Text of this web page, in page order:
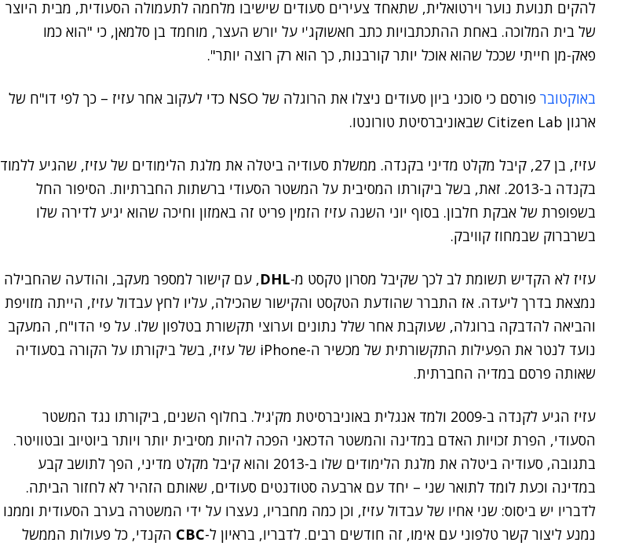
להקים תנועת נוער וירטואלית, שתאחד צעירים סעודים שישיבו מלחמה לתעמולה הסעודית, מבית היוצר
של בית המלוכה. באחת ההתכתבויות כתב חאשוקג'י על יורש העצר, מוחמד בן סלמאן, כי "הוא כמו
פאק-מן חייתי שככל שהוא אוכל יותר קורבנות, כך הוא רק רוצה יותר".
באוקטובר
פורסם כי סוכני ביון סעודים ניצלו את הרוגלה של NSO כדי לעקוב אחר עזיז – כך לפי דו"ח של
ארגון Citizen Lab שבאוניברסיטת טורונטו.
עזיז, בן 27, קיבל מקלט מדיני בקנדה. ממשלת סעודיה ביטלה את מלגת הלימודים של עזיז, שהגיע ללמוד
בקנדה ב-2013. זאת, בשל ביקורתו המסיבית על המשטר הסעודי ברשתות החברתיות. הסיפור החל
בשפופרת של אבקת חלבון. בסוף יוני השנה עזיז הזמין פריט זה באמזון וחיכה שהוא יגיע לדירה שלו
בשרברוק שבמחוז קוויבק.
עזיז לא הקדיש תשומת לב לכך שקיבל מסרון טקסט מ-DHL, עם קישור למספר מעקב, והודעה שהחבילה
נמצאת בדרך ליעדה. אז התברר שהודעת הטקסט והקישור שהכילה, עליו לחץ עבדול עזיז, הייתה מזויפת
והביאה להדבקה ברוגלה, שעוקבת אחר שלל נתונים וערוצי תקשורת בטלפון שלו. על פי הדו"ח, המעקב
נועד לנטר את הפעילות התקשורתית של מכשיר ה-iPhone של עזיז, בשל ביקורתו על הקורה בסעודיה
שאותה פרסם במדיה החברתית.
עזיז הגיע לקנדה ב-2009 ולמד אנגלית באוניברסיטת מק'גיל. בחלוף השנים, ביקורתו נגד המשטר
הסעודי, הפרת זכויות האדם במדינה והמשטר הדכאני הפכה להיות מסיבית יותר ויותר ביוטיוב ובטוויטר.
בתגובה, סעודיה ביטלה את מלגת הלימודים שלו ב-2013 והוא קיבל מקלט מדיני, הפך לתושב קבע
במדינה וכעת לומד לתואר שני – יחד עם ארבעה סטודנטים סעודים, שאותם הזהיר לא לחזור הביתה.
לדבריו יש ביסוס: שני אחיו של עבדול עזיז, וכן כמה מחבריו, נעצרו על ידי המשטרה בערב הסעודית וממנו
נמנע ליצור קשר טלפוני עם אימו, זה חודשים רבים. לדבריו, בראיון ל-CBC הקנדי, כל פעולות הממשל